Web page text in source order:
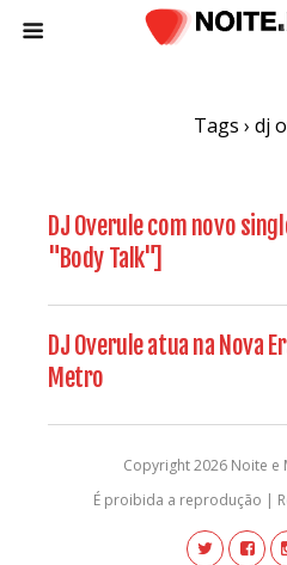
Tags › dj
DJ Overule com novo
"Body Talk"]
DJ Overule atua na Nova
Metro
Copyright 2026 Noite e
É proibida a reprodução |